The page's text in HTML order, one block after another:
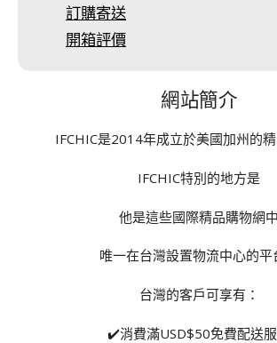
訂購寄送
開箱評價
網站簡介
IFCHIC是2014年成立於美國加州的
IFCHIC特別的地方是
他是這些國際精品購物網中
唯一在台灣設置物流中心的平
台灣的客戶可享有：
✔️消費滿USD$50免費配送